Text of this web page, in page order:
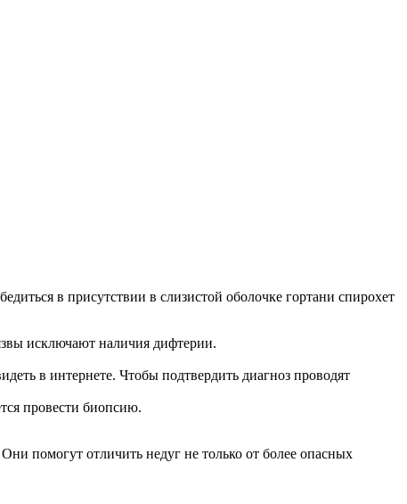
в присутствии в слизистой оболочке гортани спирохет
исключают наличия дифтерии.
в интернете. Чтобы подтвердить диагноз проводят
провести биопсию.
помогут отличить недуг не только от более опасных